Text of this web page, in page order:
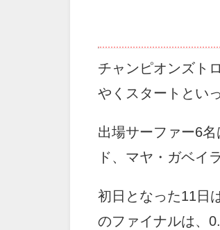
チャンピオンズト
やくスタートとい
出場サーファー6
ド、マヤ・ガベイ
初日となった11日
のファイナルは、